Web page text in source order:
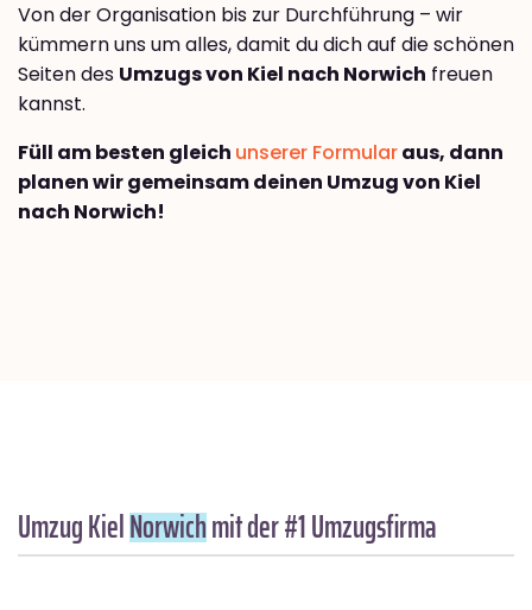
Von der Organisation bis zur Durchführung – wir
kümmern uns um alles, damit du dich auf die schönen
Seiten des Umzugs von Kiel nach Norwich freuen
kannst.
Füll am besten gleich unserer Formularaus, dann
planen wir gemeinsam deinen Umzug von Kiel
nach Norwich!
Umzug KielNorwichmit der #1 Umzugsfirma